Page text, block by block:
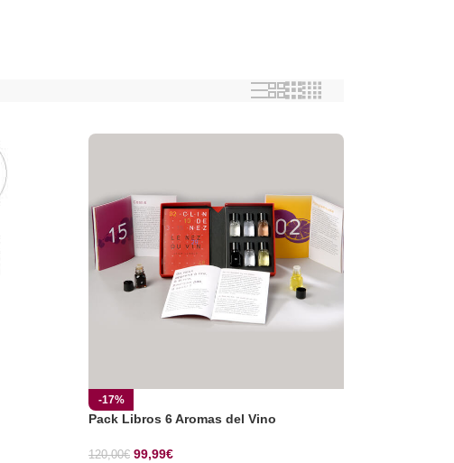
-17%
Pack Libros 6 Aromas del Vino
120,00€ 99,99€